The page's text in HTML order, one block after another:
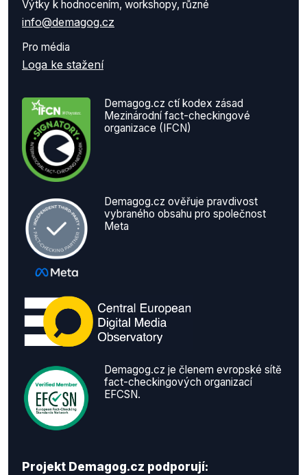
Výtky k hodnocením, workshopy, různé
info@demagog.cz
Pro média
Loga ke stažení
Demagog.cz ctí kodex zásad
Mezinárodní fact-checkingové
organizace (IFCN)
Demagog.cz ověřuje pravdivost
vybraného obsahu pro společnost
Meta
Demagog.cz je členem evropské sítě
fact-checkingových organizací
EFCSN.
Projekt Demagog.cz podporují: